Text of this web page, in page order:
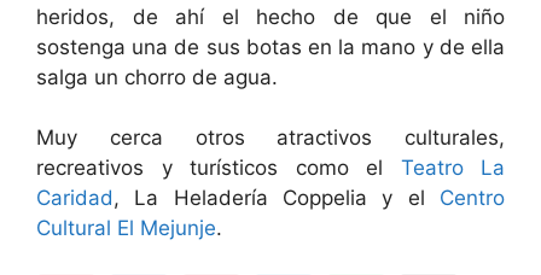
heridos, de ahí el hecho de que el niño
sostenga una de sus botas en la mano y de ella
salga un chorro de agua.
Muy cerca otros atractivos culturales,
recreativos y turísticos como el Teatro La
Caridad, La Heladería Coppelia y el Centro
Cultural El Mejunje.